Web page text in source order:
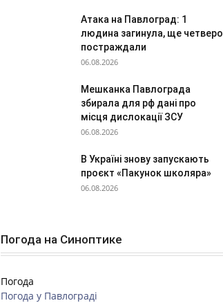
Атака на Павлоград: 1
людина загинула, ще четверо
постраждали
06.08.2026
Мешканка Павлограда
збирала для рф дані про
місця дислокації ЗСУ
06.08.2026
В Україні знову запускають
проєкт «Пакунок школяра»
06.08.2026
Погода на Синоптике
Погода
Погода у Павлограді